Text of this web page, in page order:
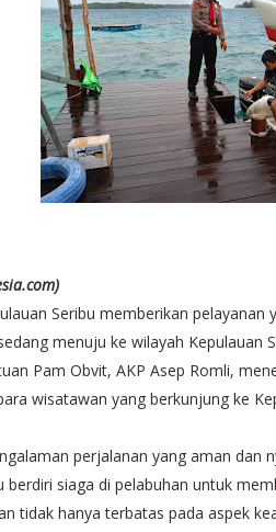
Seribu memberikan
menuju ke wilayah Kepulauan
Pam Obvit, AKP Asep Romli,
wisatawan yang berkunjung ke
perjalanan yang aman dan
berdiri siaga di pelabuhan untuk
tidak hanya terbatas pada aspek